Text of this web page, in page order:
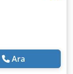
Ara